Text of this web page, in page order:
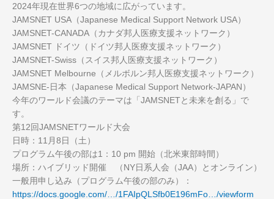
2024年現在世界6つの地域に広がっています。
JAMSNET USA（Japanese Medical Support Network USA）
JAMSNET-CANADA（カナダ邦人医療支援ネットワーク）
JAMSNET ドイツ（ドイツ邦人医療支援ネットワーク）
JAMSNET-Swiss（スイス邦人医療支援ネットワーク）
JAMSNET Melbourne（メルボルン邦人医療支援ネットワーク）
JAMSNE-日本（Japanese Medical Support Network-JAPAN）
今年のワールド会議のテーマは「JAMSNETと未来を創る」で
す。
第12回JAMSNETワールド大会
日時：11月8日（土）
プログラム午後の部は1：10 pm 開始（北米東部時間）
場所：ハイブリッド開催 （NY日系人会（JAA）とオンライン）
一般用申し込み（プログラム午後の部のみ）：
https://docs.google.com/…/1FAIpQLSfb0E196mFo…/viewform